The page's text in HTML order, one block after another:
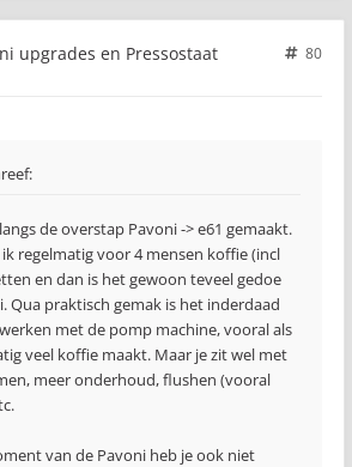
upgrades en Pressostaat
80
de overstap Pavoni -> e61 gemaakt.
regelmatig voor 4 mensen koffie (incl
en dan is het gewoon teveel gedoe
Qua praktisch gemak is het inderdaad
met de pomp machine, vooral als
veel koffie maakt. Maar je zit wel met
meer onderhoud, flushen (vooral
van de Pavoni heb je ook niet